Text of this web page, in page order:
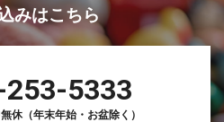
みはこちら
5333
休（年末年始・お盆除く）